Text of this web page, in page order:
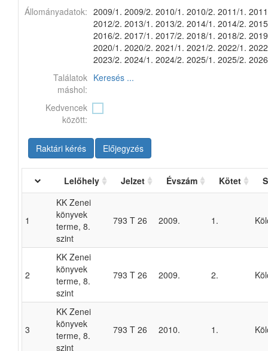
Állományadatok: 2009/1. 2009/2. 2010/1. 2010/2. 2011/1.
2012/2. 2013/1. 2013/2. 2014/1. 2014/2.
2016/2. 2017/1. 2017/2. 2018/1. 2018/2.
2020/1. 2020/2. 2021/1. 2021/2. 2022/1.
2023/2. 2024/1. 2024/2. 2025/1. 2025/2.
Találatok
máshol:
Keresés ...
Kedvencek
között:
Raktári kérés Előjegyzés
Lelőhely Jelzet Évszám Kötet
1
KK Zenei
könyvek
terme, 8.
szint
793 T 26 2009. 1.
2
KK Zenei
könyvek
terme, 8.
szint
793 T 26 2009. 2.
3
KK Zenei
könyvek
terme, 8.
szint
793 T 26 2010. 1.